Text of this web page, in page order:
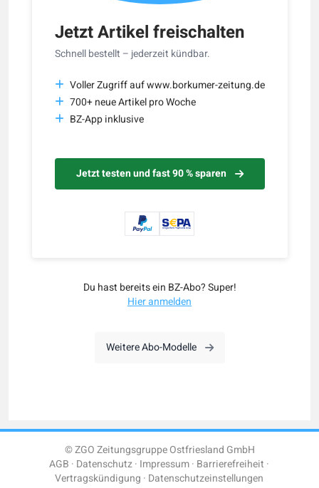
Jetzt Artikel freischalten
Schnell bestellt – jederzeit kündbar.
Voller Zugriff auf www.borkumer-zeitung.de
700+ neue Artikel pro Woche
BZ-App inklusive
Jetzt testen und fast 90 % sparen
Du hast bereits ein BZ-Abo? Super!
Hier anmelden
Weitere Abo-Modelle
© ZGO Zeitungsgruppe Ostfriesland GmbH
AGB Datenschutz Impressum Barrierefreiheit
Vertragskündigung Datenschutzeinstellungen